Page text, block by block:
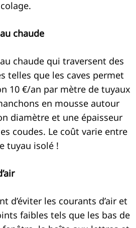
chaude
chaude qui traversent des
telles que les caves permet
10 €/an par mètre de tuyaux
en mousse autour
diamètre et une épaisseur
coudes. Le coût varie entre
tuyau isolé !
d’éviter les courants d’air et
faibles tels que les bas de